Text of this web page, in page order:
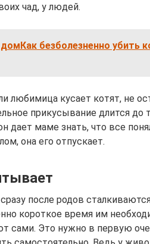
чад, у людей.
домКак безболезненно убить
любимица кусает котят, не
прикусывание длится до
дает маме знать, что все
она его отпускает.
после родов
короткое время им
сами. Это нужно в первую